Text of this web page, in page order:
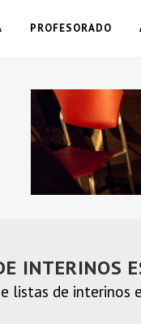
PROFESORADO
INTERINOS
listas de interinos